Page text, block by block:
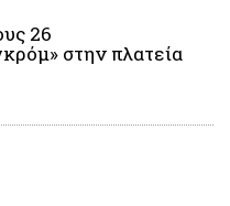
26
στην πλατεία